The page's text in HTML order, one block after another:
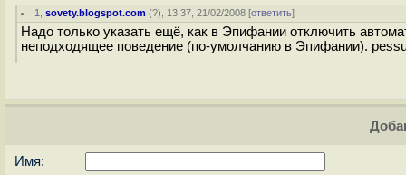
1 ,sovety.blogspot.com (?), 13:37, 21/02/2008 [ответить]
Надо только указать ещё, как в Эпифании отключить
неподходящее поведение (по-умолчанию в Эпифании).
Имя: